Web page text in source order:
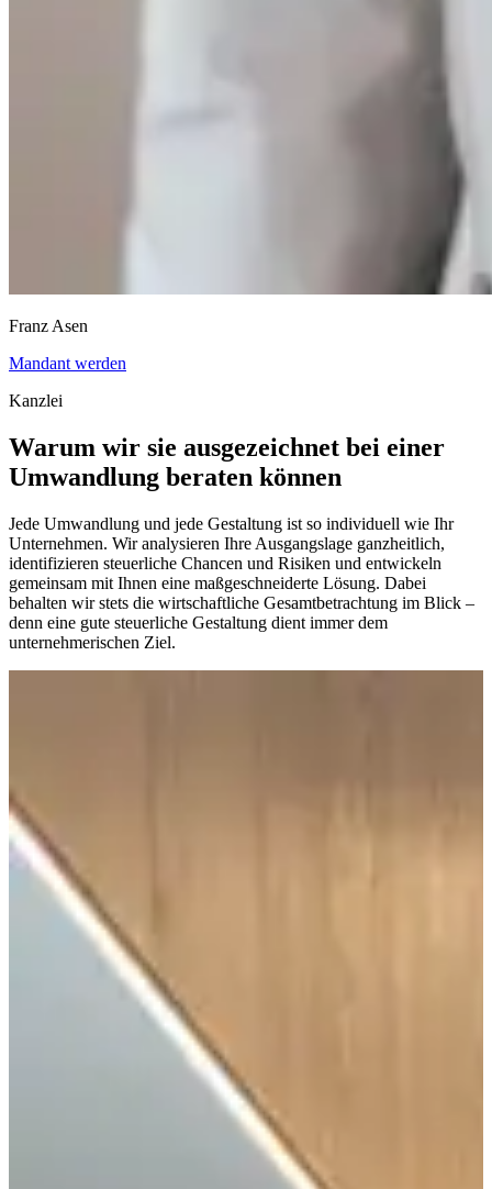
Franz Asen
Mandant werden
Kanzlei
Warum wir sie ausgezeichnet bei einer
Umwandlung beraten können
Jede Umwandlung und jede Gestaltung ist so individuell wie Ihr
Unternehmen. Wir analysieren Ihre Ausgangslage ganzheitlich,
identifizieren steuerliche Chancen und Risiken und entwickeln
gemeinsam mit Ihnen eine maßgeschneiderte Lösung. Dabei
behalten wir stets die wirtschaftliche Gesamtbetrachtung im Blick –
denn eine gute steuerliche Gestaltung dient immer dem
unternehmerischen Ziel.